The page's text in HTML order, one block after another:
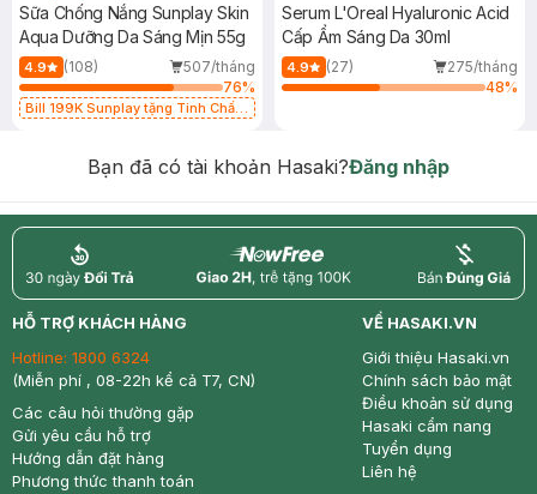
Sữa Chống Nắng Sunplay Skin
Aqua Dưỡng Da Sáng Mịn 55g
4.9 (108)
507/tháng
76%
Bill 199K Sunplay tặng Tinh Chất
Serum L'Oreal Hyaluronic Acid
Cấp Ẩm Sáng Da 30ml
4.9 (27)
275/tháng
48%
Bạn đã có tài khoản Hasaki?Đăng nhập
return nowfree price
HỖ TRỢ KHÁCH HÀNG
Hotline: 1800 6324
(Miễn phí , 08-22h kể cả T7, CN)
Các câu hỏi thường gặp
Gửi yêu cầu hỗ trợ
Hướng dẫn đặt hàng
Phương thức thanh toán
VỀ HASAKI.VN
Giới thiệu Hasaki.vn
Chính sách bảo mật
Điều khoản sử dụng
Hasaki cẩm nang
Tuyển dụng
Liên hệ